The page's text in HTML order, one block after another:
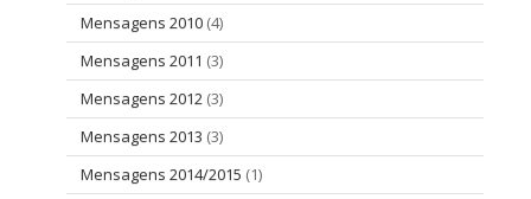
Mensagens 2010 (4)
Mensagens 2011 (3)
Mensagens 2012 (3)
Mensagens 2013 (3)
Mensagens 2014/2015 (1)